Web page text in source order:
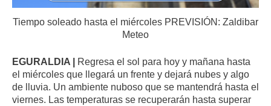
Tiempo soleado hasta el miércoles PREVISIÓN: Zaldibar
Meteo
EGURALDIA |
Regresa el sol para hoy y mañana hasta
el miércoles que llegará un frente y dejará nubes y algo
de lluvia. Un ambiente nuboso que se mantendrá hasta el
viernes. Las temperaturas se recuperarán hasta superar